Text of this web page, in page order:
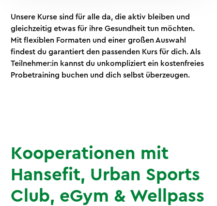
Unsere Kurse sind für alle da, die aktiv bleiben und
gleichzeitig etwas für ihre Gesundheit tun möchten.
Mit flexiblen Formaten und einer großen Auswahl
findest du garantiert den passenden Kurs für dich. Als
Teilnehmer:in kannst du unkompliziert ein kostenfreies
Probetraining buchen und dich selbst überzeugen.
Kooperationen mit
Hansefit, Urban Sports
Club, eGym & Wellpass